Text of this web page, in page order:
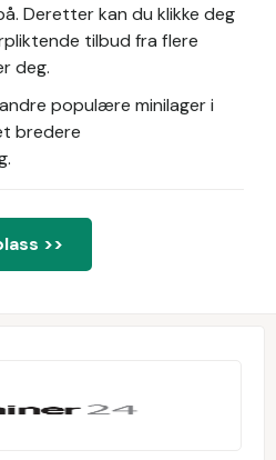
Deretter kan du klikke deg
tilbud fra flere
deg.
populære minilager i
bredere
>>